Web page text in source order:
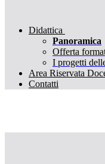
Didattica
Panoramica
Offerta
I progetti
Area Riservata
Contatti